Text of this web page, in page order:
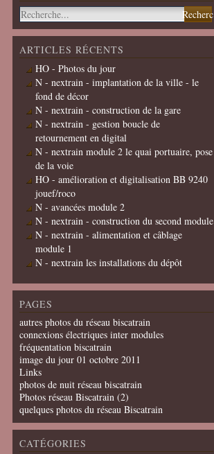
ARTICLES RÉCENTS
HO - Photos du jour
N - nextrain - implantation de la ville - le
fond de décor
N - nextrain - construction de la gare
N - nextrain - gestion boucle de
retournement en digital
N - nextrain module 2 le quai portuaire, pose
de la voie
HO - amélioration et digitalisation BB 9240
jouef/roco
N - avancées module 2
N - nextrain - construction du second module
N - nextrain - alimentation et câblage
module 1
N - nextrain les installations du dépôt
PAGES
autres photos du réseau biscatrain
connexions électriques inter modules
fréquentation biscatrain
image du jour 01 octobre 2011
Links
photos de nuit réseau biscatrain
Photos réseau Biscatrain (2)
quelques photos du réseau Biscatrain
CATÉGORIES